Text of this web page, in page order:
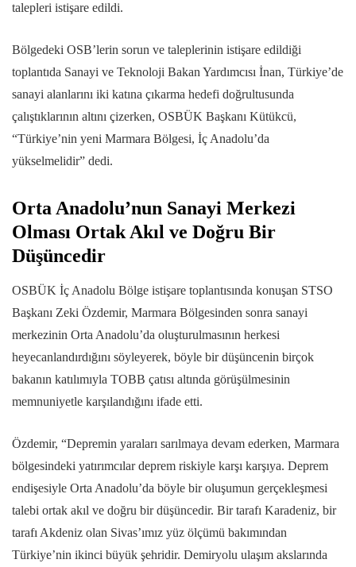
talepleri istişare edildi.
Bölgedeki OSB’lerin sorun ve taleplerinin istişare edildiği
toplantıda Sanayi ve Teknoloji Bakan Yardımcısı İnan, Türkiye’de
sanayi alanlarını iki katına çıkarma hedefi doğrultusunda
çalıştıklarının altını çizerken, OSBÜK Başkanı Kütükcü,
“Türkiye’nin yeni Marmara Bölgesi, İç Anadolu’da
yükselmelidir” dedi.
Orta Anadolu’nun Sanayi Merkezi
Olması Ortak Akıl ve Doğru Bir
Düşüncedir
OSBÜK İç Anadolu Bölge istişare toplantısında konuşan STSO
Başkanı Zeki Özdemir, Marmara Bölgesinden sonra sanayi
merkezinin Orta Anadolu’da oluşturulmasının herkesi
heyecanlandırdığını söyleyerek, böyle bir düşüncenin birçok
bakanın katılımıyla TOBB çatısı altında görüşülmesinin
memnuniyetle karşılandığını ifade etti.
Özdemir, “Depremin yaraları sarılmaya devam ederken, Marmara
bölgesindeki yatırımcılar deprem riskiyle karşı karşıya. Deprem
endişesiyle Orta Anadolu’da böyle bir oluşumun gerçekleşmesi
talebi ortak akıl ve doğru bir düşüncedir. Bir tarafı Karadeniz, bir
tarafı Akdeniz olan Sivas’ımız yüz ölçümü bakımından
Türkiye’nin ikinci büyük şehridir. Demiryolu ulaşım akslarında